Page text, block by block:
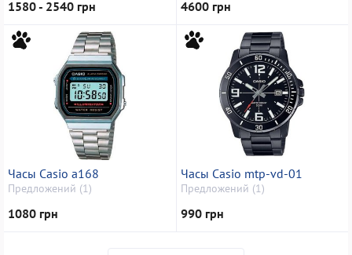
1580 - 2540 грн 4600 грн
Часы Casio a168
Предложений (1)
1080 грн
Часы Casio mtp-vd-01
Предложений (1)
990 грн